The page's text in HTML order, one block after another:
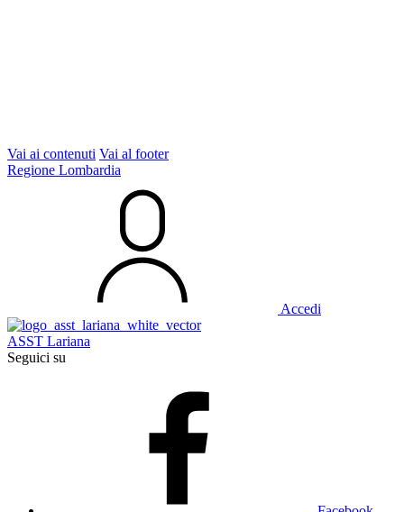
Vai ai contenuti Vai al footer
Regione Lombardia
Accedi
ASST Lariana
Seguici su